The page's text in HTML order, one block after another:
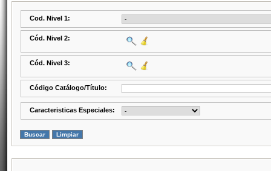
Cod. Nivel 1:
Cód. Nivel 2:
Cód. Nivel 3:
Código Catálogo/Título:
Caracteristicas Especiales: